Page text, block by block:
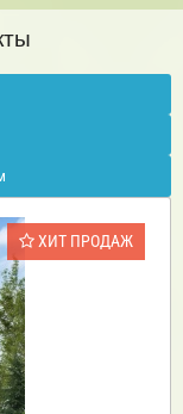
ХИТ ПРОДАЖ